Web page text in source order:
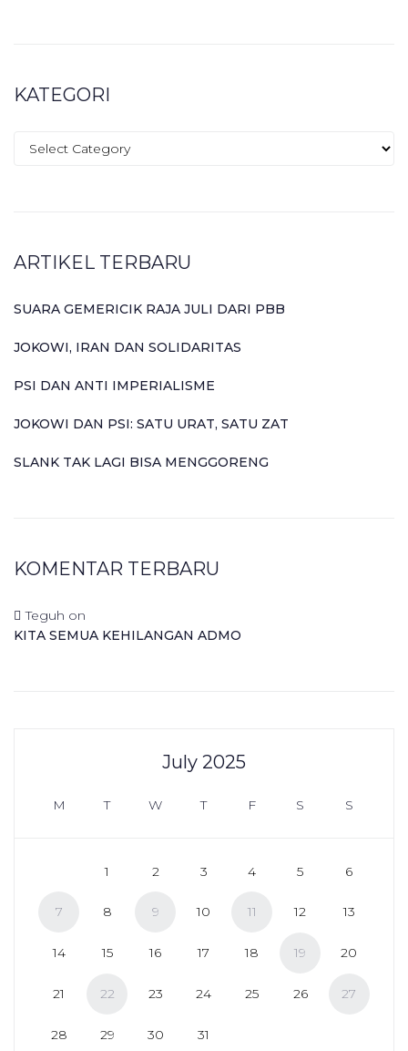
KATEGORI
ARTIKEL TERBARU
SUARA GEMERICIK RAJA JULI DARI PBB
JOKOWI, IRAN DAN SOLIDARITAS
PSI DAN ANTI IMPERIALISME
JOKOWI DAN PSI: SATU URAT, SATU ZAT
SLANK TAK LAGI BISA MENGGORENG
KOMENTAR TERBARU
Teguh on
KITA SEMUA KEHILANGAN ADMO
July 2025
M T W T F S S
1 2 3 4 5 6
7 8 9 10 11 12 13
14 15 16 17 18 19 20
21 22 23 24 25 26 27
28 29 30 31